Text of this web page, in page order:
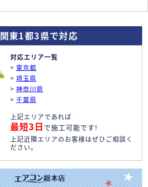
関東1都3県で対応
対応エリア一覧
> 東京都
> 埼玉県
> 神奈川県
> 千葉県
上記エリアであれば
最短3日 で施工可能です!
上記近隣エリアのお客様はぜひご相談く
ださい。